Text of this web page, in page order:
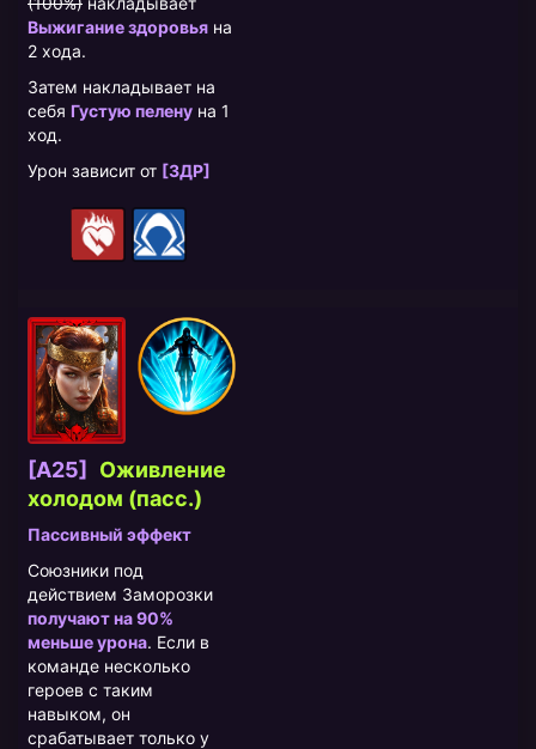
Выжигание здоровья на
2 хода.
Затем накладывает на
себя Густую пелену на 1
ход.
Урон зависит от [ЗДР]
[A25] Оживление
холодом (пасс.)
Пассивный эффект
Союзники под
действием Заморозки
получают на 90%
меньше урона. Если в
команде несколько
героев с таким
навыком, он
срабатывает только у